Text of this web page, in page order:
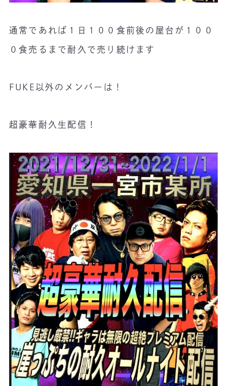
通常であれば１日１００食前後の屋台が１００
０食売るまで耐久で売り続けます
FUKE以外のメンバーは！
超豪華耐久生配信！